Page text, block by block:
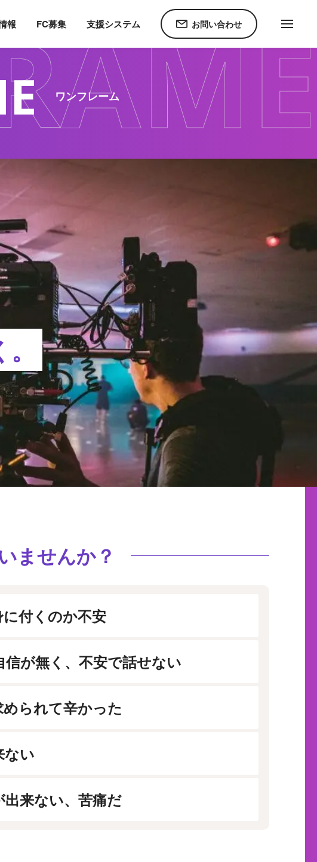
報 FC募集 支援システム お問い合わせ
ホーム 事業案内 就労継続支援B型 ONEFRAME
ワンフレーム
ませんか？
付くのか不安
が無く、不安で話せない
られて辛かった
ない
来ない、苦痛だ